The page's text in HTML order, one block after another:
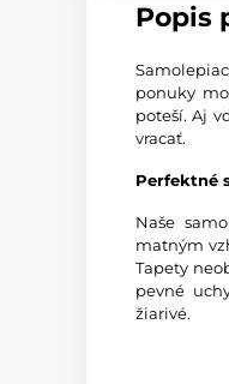
Popis
ponuky
poteší. Aj
vracať.
Perfektné
Naše
matným
Tapety
pevné
žiarivé.